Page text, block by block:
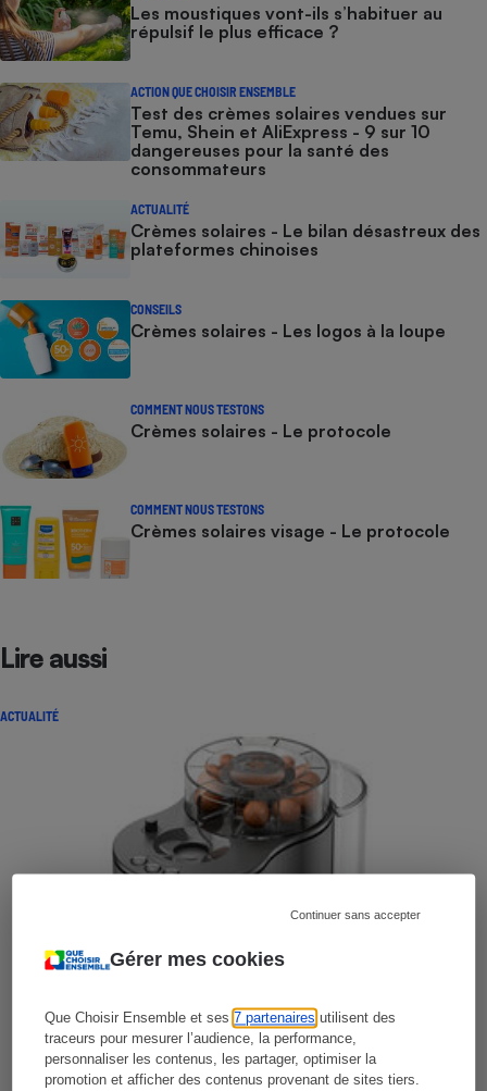
Gérer mes cookies
Que Choisir Ensemble et ses7 partenaires utilisent des
traceurs pour mesurer l’audience, la performance,
personnaliser les contenus, les partager, optimiser la
promotion et afficher des contenus provenant de sites tiers.
Continuer sans accepter
Les moustiques vont-ils s’habituer au
répulsif le plus efficace ?
ACTION QUE CHOISIR ENSEMBLE
Test des crèmes solaires vendues sur
Temu, Shein et AliExpress - 9 sur 10
dangereuses pour la santé des
consommateurs
ACTUALITÉ
Crèmes solaires - Le bilan désastreux des
plateformes chinoises
CONSEILS
Crèmes solaires - Les logos à la loupe
COMMENT NOUS TESTONS
Crèmes solaires - Le protocole
COMMENT NOUS TESTONS
Crèmes solaires visage - Le protocole
Lire aussi
ACTUALITÉ